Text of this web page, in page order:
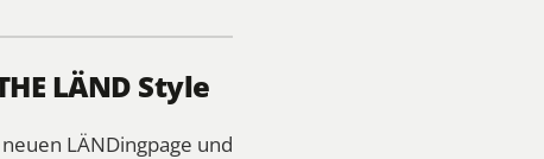
LÄND Style
LÄNDingpage und